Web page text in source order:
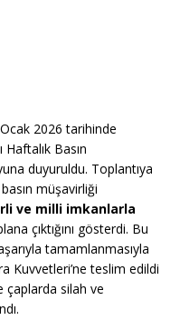
2026 tarihinde
Basın
duyuruldu. Toplantıya
müşavirliği
ve milli imkanlarla
çıktığını gösterdi. Bu
tamamlanmasıyla
Kuvvetleri’ne teslim edildi
çaplarda silah ve